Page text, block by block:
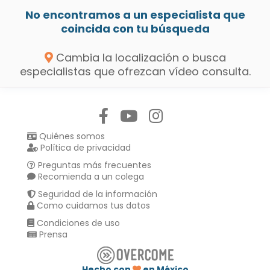
No encontramos a un especialista que
coincida con tu búsqueda
Cambia la localización o busca
especialistas que ofrezcan vídeo consulta.
Quiénes somos
Política de privacidad
Preguntas más frecuentes
Recomienda a un colega
Seguridad de la información
Como cuidamos tus datos
Condiciones de uso
Prensa